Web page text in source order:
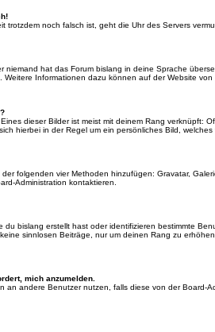
noch falsch ist, geht die Uhr des Servers
hat das Forum bislang in deine Sprache
Informationen dazu können auf der Website von
dieser Bilder ist meist mit deinem Rang
hierbei in der Regel um ein persönliches Bild,
folgenden vier Methoden hinzufügen: Gravatar,
Administration kontaktieren.
bislang erstellt hast oder identifizieren bestimmte
sinnlosen Beiträge, nur um deinen Rang zu
mich anzumelden.
andere Benutzer nutzen, falls diese von der